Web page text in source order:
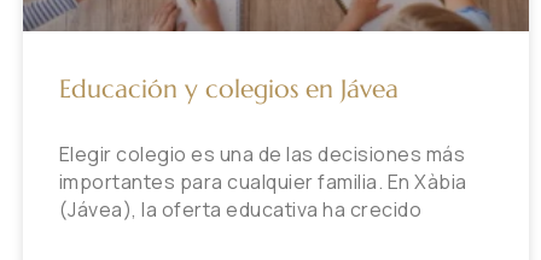
Educación y colegios en Jávea
Elegir colegio es una de las decisiones más
importantes para cualquier familia. En Xàbia
(Jávea), la oferta educativa ha crecido